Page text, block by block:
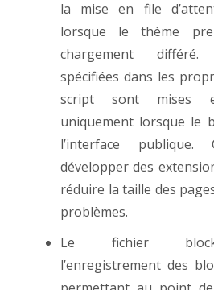
la mise en file
lorsque le thème
chargement
spécifiées dans les
script sont mises
uniquement lorsque le
l’interface
développer des
réduire la taille des
problèmes.
Le fichier
l’enregistrement des